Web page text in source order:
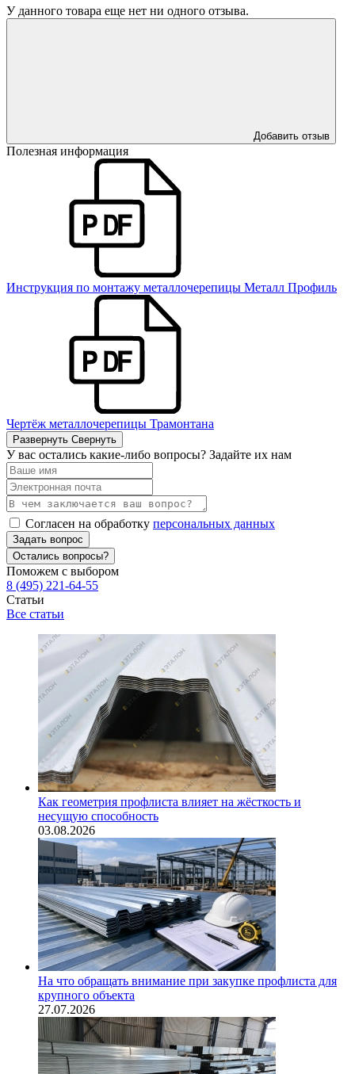
У данного товара еще нет ни одного отзыва.
Добавить отзыв
Полезная информация
Инструкция по монтажу металлочерепицы Металл Профиль
Чертёж металлочерепицы Трамонтана
Развернуть Свернуть
У вас остались какие-либо вопросы? Задайте их нам
Согласен на обработку персональных данных
Задать вопрос
Остались вопросы?
Поможем с выбором
8 (495) 221-64-55
Статьи
Все статьи
Как геометрия профлиста влияет на жёсткость и
несущую способность
03.08.2026
На что обращать внимание при закупке профлиста для
крупного объекта
27.07.2026